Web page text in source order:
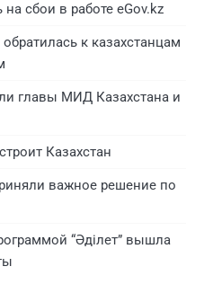
сбои в работе eGov.kz
к казахстанцам
главы МИД Казахстана и
Казахстан
важное решение по
“Әділет” вышла